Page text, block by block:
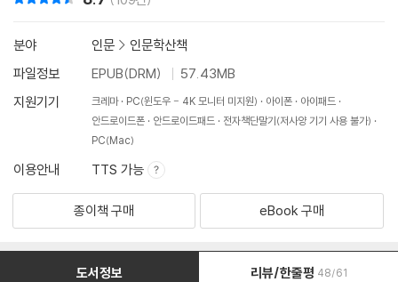
분야 인문 > 인문학산책
파일정보
EPUB(DRM)
57.43MB
지원기기
크레마 PC(윈도우 - 4K 모니터 미지원) 아이폰
아이패드
안드로이드폰
안드로이드패드
전자책단말기(저사양 기기 사용 불가)
PC(Mac)
이용안내 TTS 가능
종이책 구매 eBook 구매
도서정보 리뷰/한줄평 48/61